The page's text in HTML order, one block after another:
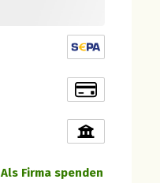
Als Firma spenden